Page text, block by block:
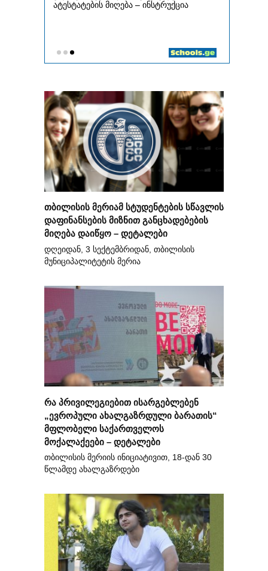
თბილისის მერიამ სტუდენტების სწავლის
დაფინანსების მიზნით განცხადებების
მიღება დაიწყო – დეტალები
დღეიდან, 3 სექტემბრიდან, თბილისის
მუნიციპალიტეტის მერია
რა პრივილეგიებით ისარგებლებენ
„ევროპული ახალგაზრდული ბარათის“
მფლობელი საქართველოს
მოქალაქეები – დეტალები
თბილისის მერიის ინიციატივით, 18-დან 30
წლამდე ახალგაზრდები